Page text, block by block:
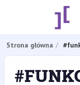
Strona główna